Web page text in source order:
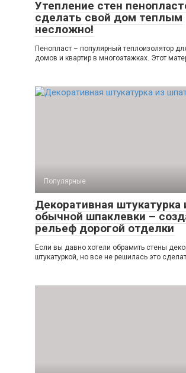
Утепление стен
сделать свой дом теплым
несложно!
Пенопласт – популярный теплоизолятор
домов и квартир в многоэтажках. Этот
Популярные
Декоративная штукатурка
обычной шпаклевки –
рельеф дорогой отделки
Если вы давно хотели обрамить стены
штукатуркой, но все не решилась это